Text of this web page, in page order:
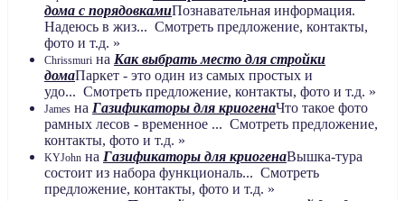
дома с порядовкамиПознавательная информация.
Надеюсь в жиз... Смотреть предложение, контакты,
фото и т.д. »
Chrissmuri на Как выбрать место для стройки
домаПаркет - это один из самых простых и
удо... Смотреть предложение, контакты, фото и т.д. »
James на Газификаторы для криогенаЧто такое фото
рамных лесов - временное ... Смотреть предложение,
контакты, фото и т.д. »
KYJohn на Газификаторы для криогенаВышка-тура
состоит из набора функциональ... Смотреть
предложение, контакты, фото и т.д. »